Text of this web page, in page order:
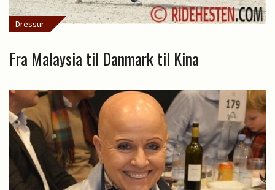
Dressur
Fra Malaysia til Danmark til Kina